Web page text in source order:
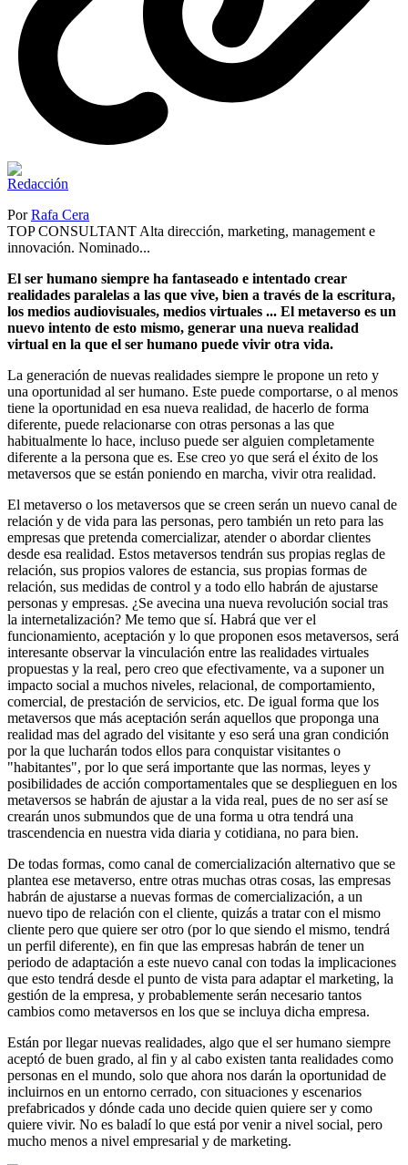
PorRafa Cera
TOP CONSULTANT Alta dirección, marketing, management e
innovación. Nominado...
El ser humano siempre ha fantaseado e intentado crear
realidades paralelas a las que vive, bien a través de la escritura,
los medios audiovisuales, medios virtuales ... El metaverso es un
nuevo intento de esto mismo, generar una nueva realidad
virtual en la que el ser humano puede vivir otra vida.
La generación de nuevas realidades siempre le propone un reto y
una oportunidad al ser humano. Este puede comportarse, o al menos
tiene la oportunidad en esa nueva realidad, de hacerlo de forma
diferente, puede relacionarse con otras personas a las que
habitualmente lo hace, incluso puede ser alguien completamente
diferente a la persona que es. Ese creo yo que será el éxito de los
metaversos que se están poniendo en marcha, vivir otra realidad.
El metaverso o los metaversos que se creen serán un nuevo canal de
relación y de vida para las personas, pero también un reto para las
empresas que pretenda comercializar, atender o abordar clientes
desde esa realidad. Estos metaversos tendrán sus propias reglas de
relación, sus propios valores de estancia, sus propias formas de
relación, sus medidas de control y a todo ello habrán de ajustarse
personas y empresas. ¿Se avecina una nueva revolución social tras
la internetalización? Me temo que sí. Habrá que ver el
funcionamiento, aceptación y lo que proponen esos metaversos, será
interesante observar la vinculación entre las realidades virtuales
propuestas y la real, pero creo que efectivamente, va a suponer un
impacto social a muchos niveles, relacional, de comportamiento,
comercial, de prestación de servicios, etc. De igual forma que los
metaversos que más aceptación serán aquellos que proponga una
realidad mas del agrado del visitante y eso será una gran condición
por la que lucharán todos ellos para conquistar visitantes o
"habitantes", por lo que será importante que las normas, leyes y
posibilidades de acción comportamentales que se desplieguen en los
metaversos se habrán de ajustar a la vida real, pues de no ser así se
crearán unos submundos que de una forma u otra tendrá una
trascendencia en nuestra vida diaria y cotidiana, no para bien.
De todas formas, como canal de comercialización alternativo que se
plantea ese metaverso, entre otras muchas otras cosas, las empresas
habrán de ajustarse a nuevas formas de comercialización, a un
nuevo tipo de relación con el cliente, quizás a tratar con el mismo
cliente pero que quiere ser otro (por lo que siendo el mismo, tendrá
un perfil diferente), en fin que las empresas habrán de tener un
periodo de adaptación a este nuevo canal con todas la implicaciones
que esto tendrá desde el punto de vista para adaptar el marketing, la
gestión de la empresa, y probablemente serán necesario tantos
cambios como metaversos en los que se incluya dicha empresa.
Están por llegar nuevas realidades, algo que el ser humano siempre
aceptó de buen grado, al fin y al cabo existen tanta realidades como
personas en el mundo, solo que ahora nos darán la oportunidad de
incluirnos en un entorno cerrado, con situaciones y escenarios
prefabricados y dónde cada uno decide quien quiere ser y como
quiere vivir. No es baladí lo que está por venir a nivel social, pero
mucho menos a nivel empresarial y de marketing.